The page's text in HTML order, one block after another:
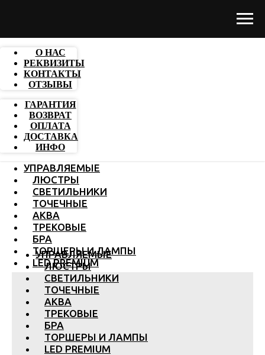
О НАС
РЕКВИЗИТЫ
КОНТАКТЫ
ОТЗЫВЫ
ГАРАНТИЯ
ВОЗВРАТ
ОПЛАТА
ДОСТАВКА
ИНФО
УПРАВЛЯЕМЫЕ
ЛЮСТРЫ
СВЕТИЛЬНИКИ
ТОЧЕЧНЫЕ
АКВА
ТРЕКОВЫЕ
БРА
ТОРШЕРЫ И ЛАМПЫ
LED PREMIUM
УПРАВЛЯЕМЫЕ
ЛЮСТРЫ
СВЕТИЛЬНИКИ
ТОЧЕЧНЫЕ
АКВА
ТРЕКОВЫЕ
БРА
ТОРШЕРЫ И ЛАМПЫ
LED PREMIUM